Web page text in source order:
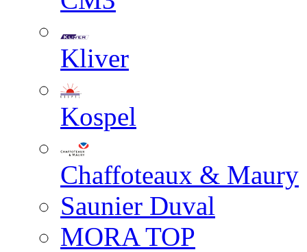
Kliver
Kospel
Chaffoteaux & Maury
Saunier Duval
MORA TOP